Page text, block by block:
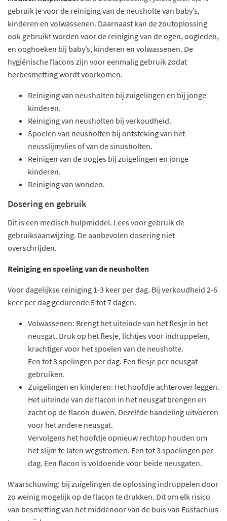
gebruik je voor de reiniging van de neusholte van baby’s,
kinderen en volwassenen. Daarnaast kan de zoutoplossing
ook gebruikt worden voor de reiniging van de ogen, oogleden,
en ooghoeken bij baby’s, kinderen en volwassenen. De
hygiënische flacons zijn voor eenmalig gebruik zodat
herbesmetting wordt voorkomen.
Reiniging van neusholten bij zuigelingen en bij jonge
kinderen.
Reiniging van neusholten bij verkoudheid.
Spoelen van neusholten bij ontsteking van het
neusslijmvlies of van de sinusholten.
Reinigen van de oogjes bij zuigelingen en jonge
kinderen.
Reiniging van wonden.
Dosering en gebruik
Dit is een medisch hulpmiddel. Lees voor gebruik de
gebruiksaanwijzing. De aanbevolen dosering niet
overschrijden.
Reiniging en spoeling van de neusholten
Voor dagelijkse reiniging 1-3 keer per dag. Bij verkoudheid 2-6
keer per dag gedurende 5 tot 7 dagen.
Volwassenen: Brengt het uiteinde van het flesje in het
neusgat. Druk op het flesje, lichtjes voor indruppelen,
krachtiger voor het spoelen van de neusholte.
Een tot 3 spelingen per dag. Een flesje per neusgat
gebruiken.
Zuigelingen en kinderen: Het hoofdje achterover leggen.
Het uiteinde van de flacon in het neusgat brengen en
zacht op de flacon duwen. Dezelfde handeling uitvoeren
voor het andere neusgat.
Vervolgens het hoofdje opnieuw rechtop houden om
het slijm te laten wegstromen. Een tot 3 spoelingen per
dag. Een flacon is voldoende voor beide neusgaten.
Waarschuwing: bij zuigelingen de oplossing indruppelen door
zo weinig mogelijk op de flacon te drukken. Dit om elk risico
van besmetting van het middenoor van de buis van Eustachius